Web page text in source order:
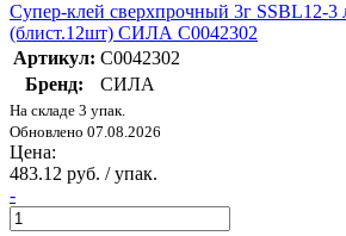
Супер-клей сверхпрочный 3г SSBL12-3
(блист.12шт) СИЛА C0042302
Артикул: C0042302
Бренд:
СИЛА
На складе 3 упак.
Обновлено 07.08.2026
Цена:
483.12 руб. / упак.
-